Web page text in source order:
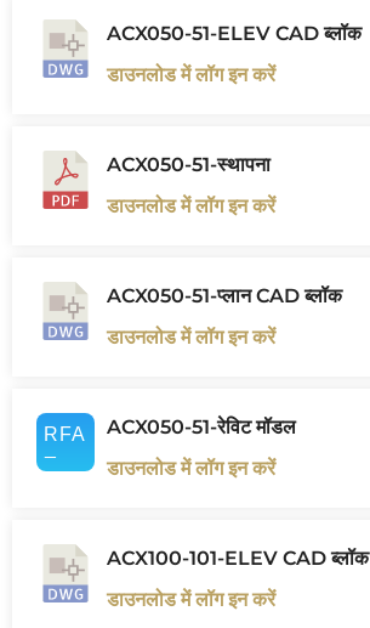
ACX050-51-ELEV CAD ब्लॉक
डाउनलोड में लॉग इन करें
ACX050-51-स्थापना
डाउनलोड में लॉग इन करें
ACX050-51-प्लान CAD ब्लॉक
डाउनलोड में लॉग इन करें
ACX050-51-रेविट मॉडल
डाउनलोड में लॉग इन करें
ACX100-101-ELEV CAD ब्लॉक
डाउनलोड में लॉग इन करें